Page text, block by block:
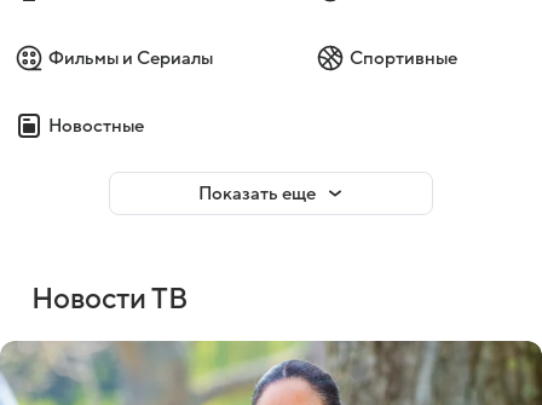
Фильмы и Сериалы Спортивные
Новостные
Показать еще
Новости ТВ